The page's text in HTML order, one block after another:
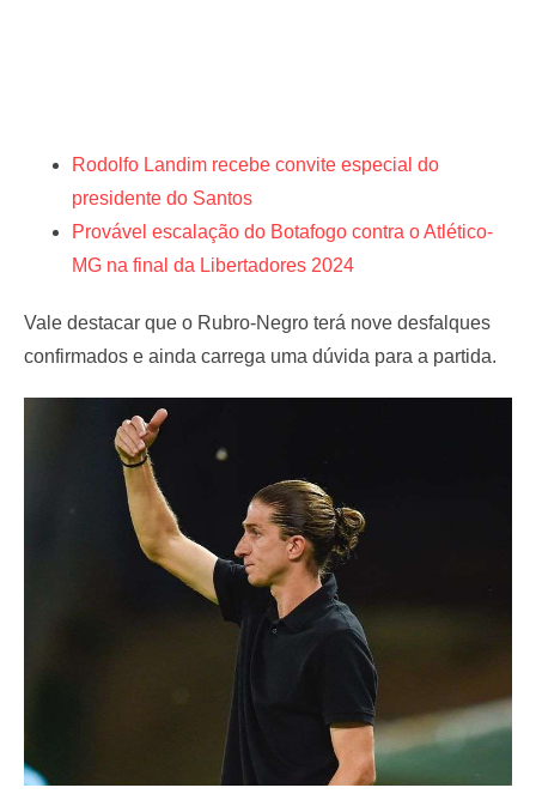
Rodolfo Landim recebe convite especial do
presidente do Santos
Provável escalação do Botafogo contra o Atlético-
MG na final da Libertadores 2024
Vale destacar que o Rubro-Negro terá nove desfalques
confirmados e ainda carrega uma dúvida para a partida.